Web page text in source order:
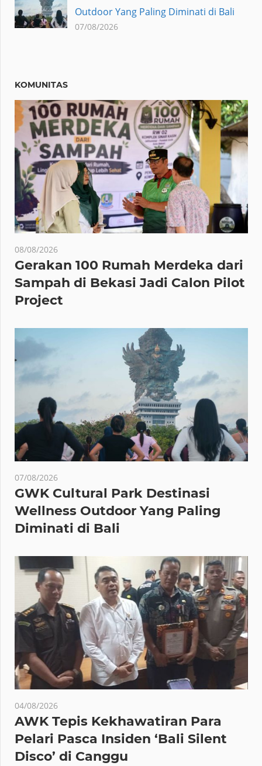
Outdoor Yang Paling Diminati di Bali
07/08/2026
KOMUNITAS
08/08/2026
Gerakan 100 Rumah Merdeka dari
Sampah di Bekasi Jadi Calon Pilot
Project
07/08/2026
GWK Cultural Park Destinasi
Wellness Outdoor Yang Paling
Diminati di Bali
04/08/2026
AWK Tepis Kekhawatiran Para
Pelari Pasca Insiden ‘Bali Silent
Disco’ di Canggu